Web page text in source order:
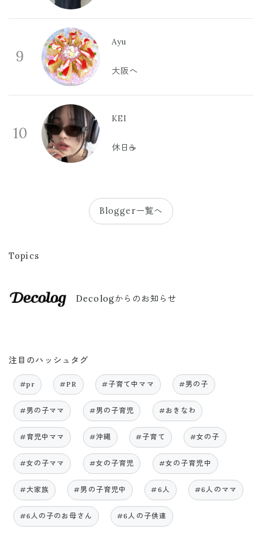
9
Ayu
大阪へ
10
KEI
休日☕️
Blogger一覧へ
Topics
Decologからのお知らせ
注目のハッシュタグ
#pr #PR #子育て中ママ #男の子
#男の子ママ #男の子育児 #おきなわ
#育児中ママ #沖縄 #子育て #女の子
#女の子ママ #女の子育児 #女の子育児中
#大家族 #男の子育児中 #6人 #6人のママ
#6人の子のお母さん #6人の子供達